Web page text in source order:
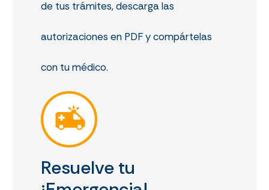
de tus trámites, descarga las
autorizaciones en PDF y compártelas
con tu médico.
Resuelve tu